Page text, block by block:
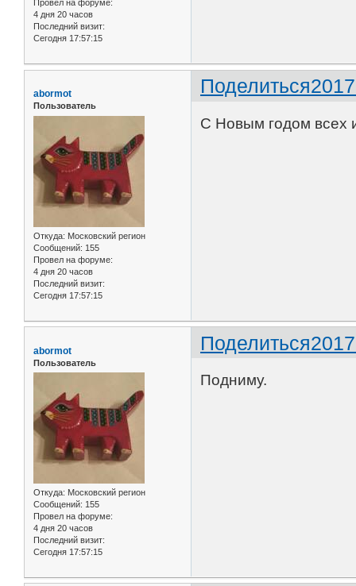
Провел на форуме:
4 дня 20 часов
Последний визит:
Сегодня 17:57:15
Поделиться
abormot
Пользователь
Откуда: Московский регион
Сообщений: 155
Провел на форуме:
4 дня 20 часов
Последний визит:
Сегодня 17:57:15
С Новым годом всех
Поделиться
abormot
Пользователь
Откуда: Московский регион
Сообщений: 155
Провел на форуме:
4 дня 20 часов
Последний визит:
Сегодня 17:57:15
Подниму.